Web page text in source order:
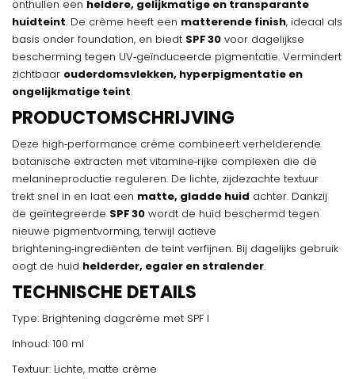
onthullen een heldere, gelijkmatige en transparante
huidteint. De crème heeft een matterende finish, ideaal als
basis onder foundation, en biedt SPF 30 voor dagelijkse
bescherming tegen UV‑geïnduceerde pigmentatie. Vermindert
zichtbaar ouderdomsvlekken, hyperpigmentatie en
ongelijkmatige teint.
PRODUCTOMSCHRIJVING
Deze high‑performance crème combineert verhelderende
botanische extracten met vitamine‑rijke complexen die de
melanineproductie reguleren. De lichte, zijdezachte textuur
trekt snel in en laat een matte, gladde huid achter. Dankzij
de geïntegreerde SPF 30 wordt de huid beschermd tegen
nieuwe pigmentvorming, terwijl actieve
brightening‑ingrediënten de teint verfijnen. Bij dagelijks gebruik
oogt de huid helderder, egaler en stralender.
TECHNISCHE DETAILS
Type: Brightening dagcrème met SPF I
Inhoud: 100 ml
Textuur: Lichte, matte crème